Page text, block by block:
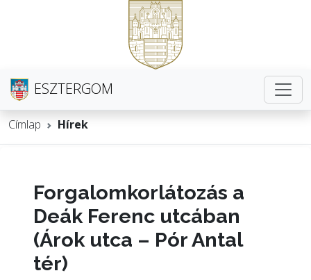
ESZTERGOM
Címlap Hírek
Forgalomkorlátozás a
Deák Ferenc utcában
(Árok utca – Pór Antal
tér)